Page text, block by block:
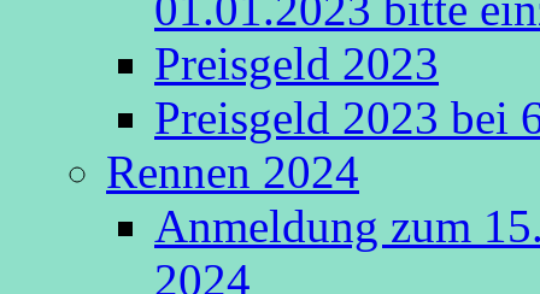
Preisgeld 2023
Preisgeld 2023 bei
Rennen 2024
Anmeldung zum
2024